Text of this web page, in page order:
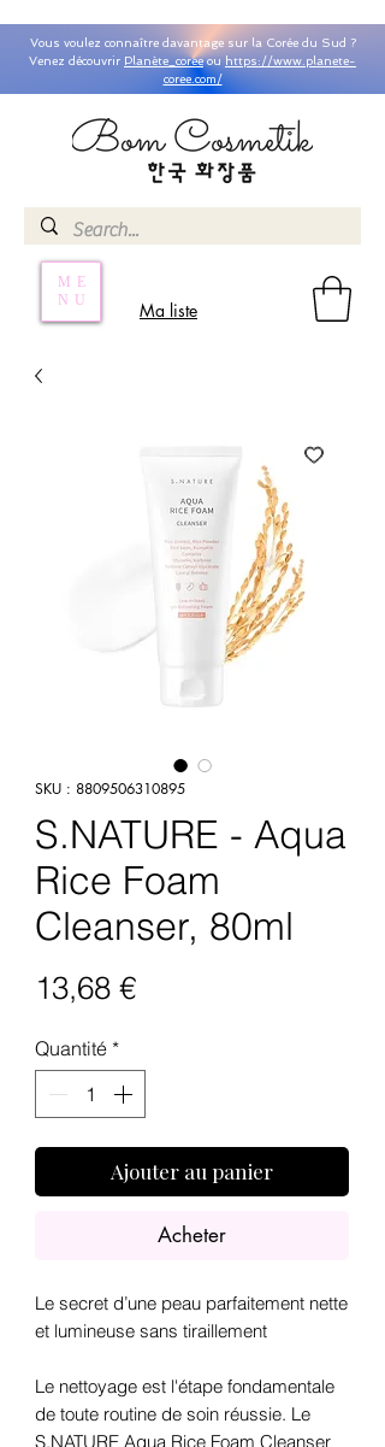
ME
NU
Ma liste
Vous voulez connaître davantage sur la Corée du Sud ?
Venez découvrir Planète_coreeouhttps://www.planete-
coree.com/
SKU : 8809506310895
S.NATURE - Aqua
Rice Foam
Cleanser, 80ml
13,68 €Prix
Quantité *
Ajouter au panier
Acheter
Le secret d’une peau parfaitement nette
et lumineuse sans tiraillement
Le nettoyage est l'étape fondamentale
de toute routine de soin réussie. Le
S.NATURE Aqua Rice Foam Cleanser